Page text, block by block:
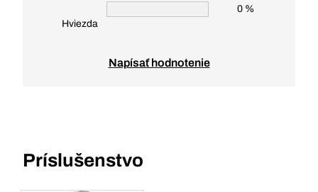
Hviezda
0 %
Napísať hodnotenie
Príslušenstvo